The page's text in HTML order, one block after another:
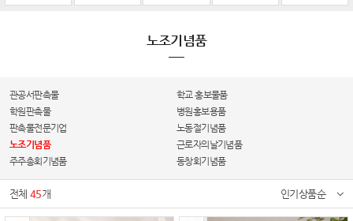
노조기념품
관공서판촉물
학교 홍보물품
학원판촉물
병원홍보용품
판촉물전문기업
노동절기념품
노조기념품
근로자의날기념품
주주총회기념품
동창회기념품
전체45개 인기상품순